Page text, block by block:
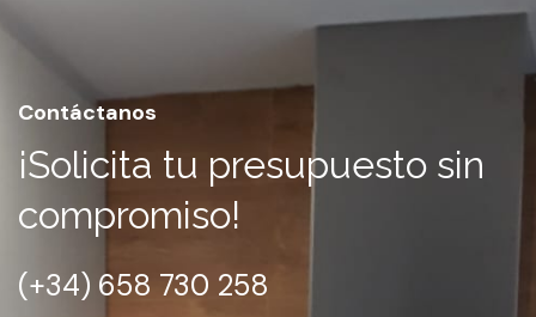
Contáctanos
¡Solicita tu presupuesto sin
compromiso!
(+34) 658 730 258